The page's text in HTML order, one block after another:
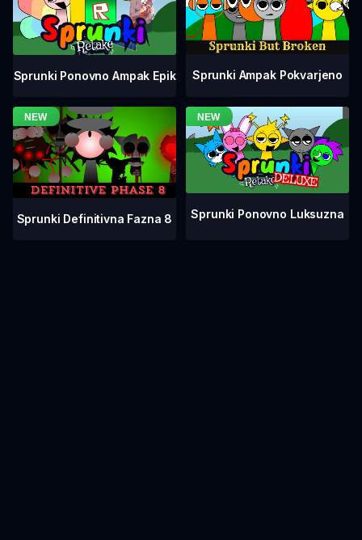
Sprunki Ponovno Ampak Epik Sprunki Ampak Pokvarjeno
Sprunki Definitivna Fazna 8 Sprunki Ponovno Luksuzna